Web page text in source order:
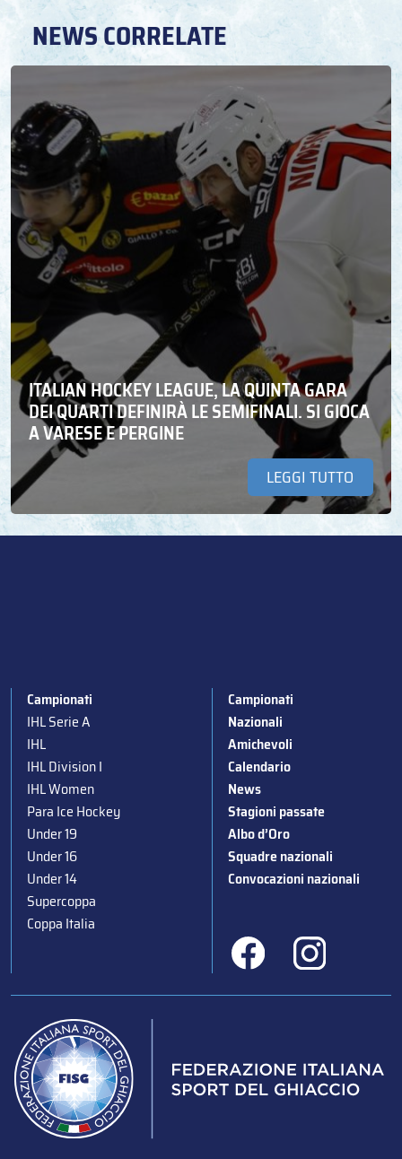
NEWS CORRELATE
ITALIAN HOCKEY LEAGUE, LA QUINTA GARA
DEI QUARTI DEFINIRÀ LE SEMIFINALI. SI GIOCA
A VARESE E PERGINE
LEGGI TUTTO
Campionati
IHL Serie A
IHL
IHL Division I
IHL Women
Para Ice Hockey
Under 19
Under 16
Under 14
Supercoppa
Coppa Italia
Campionati
Nazionali
Amichevoli
Calendario
News
Stagioni passate
Albo d’Oro
Squadre nazionali
Convocazioni nazionali